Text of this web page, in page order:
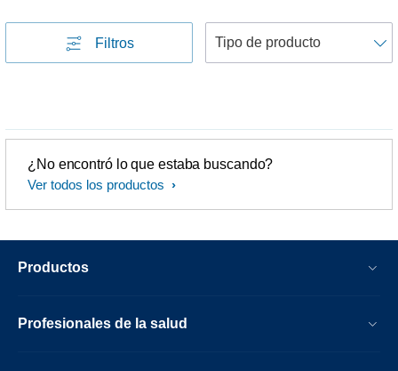
Filtros
¿No encontró lo que estaba buscando?
Ver todos los productos
Productos
Profesionales de la salud